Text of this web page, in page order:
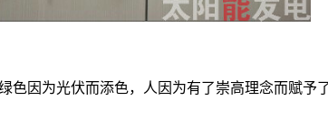
因为光伏而添色，人因为有了崇高理念而赋予